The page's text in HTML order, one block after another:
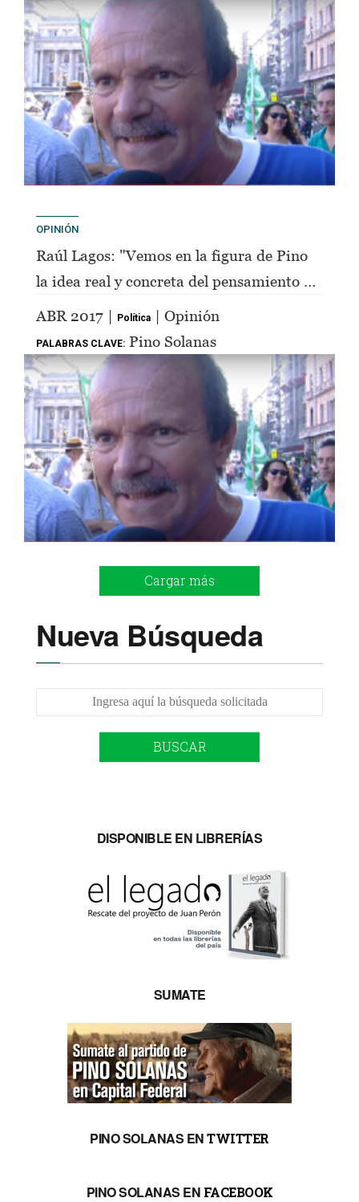
OPINIÓN
Raúl Lagos: "Vemos en la figura de Pino
la idea real y concreta del pensamiento de
Perón"
ABR 2017 | Política | Opinión
PALABRAS CLAVE: Pino Solanas
Cargar más
Nueva Búsqueda
BUSCAR
DISPONIBLE EN LIBRERÍAS
SUMATE
PINO SOLANAS ENTWITTER
PINO SOLANAS EN FACEBOOK